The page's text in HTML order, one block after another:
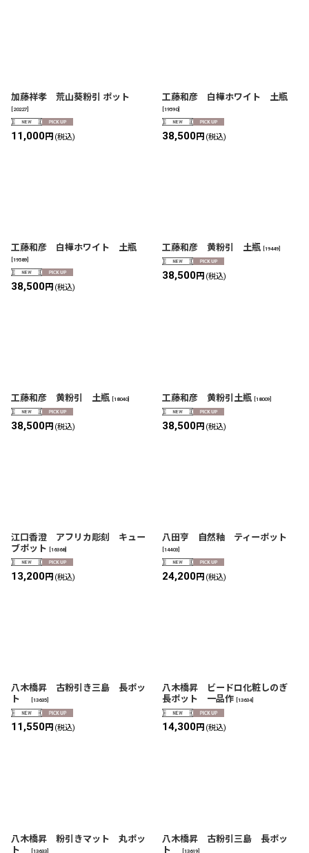
加藤祥孝 荒山葵粉引 ポット
[20227]
11,000円 (税込)
工藤和彦 白樺ホワイト 土瓶
[19590]
38,500円 (税込)
工藤和彦 白樺ホワイト 土瓶
19589
38,500円 (税込)
工藤和彦 黄粉引 土瓶 19449
38,500円 (税込)
工藤和彦 黄粉引 土瓶 18040]
38,500円 (税込)
工藤和彦 黄粉引土瓶 18009
38,500円 (税込)
江口香澄 アフリカ彫刻 キュー
ブポット
16368]
13,200円 (税込)
八田亨 自然釉 ティーポット
14403
24,200円 (税込)
八木橋昇 古粉引き三島 長ポッ
ト
13635
11,550円 (税込)
八木橋昇 ビードロ化粧しのぎ
長ポット 一品作
13634]
14,300円 (税込)
八木橋昇 粉引きマット 丸ポッ
ト
[13633]
八木橋昇 古粉引三島 長ポッ
ト
[13619]